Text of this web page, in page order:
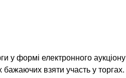
у формі електронного аукціону
бажаючих взяти участь у торгах.